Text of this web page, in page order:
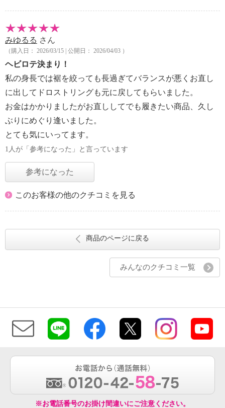
みゆるる さん
（購入日： 2026/03/15 | 公開日： 2026/04/03 ）
ヘビロテ決まり！
私の身長では裾を絞っても長過ぎてバランスが悪くお直し
に出してドロストリングも元に戻してもらいました。
お金はかかりましたがお直ししてでも履きたい商品、久し
ぶりにめぐり逢いました。
とても気にいってます。
1人が「参考になった」と言っています
参考になった
このお客様の他のクチコミを見る
商品のページに戻る
みんなのクチコミ一覧
※お電話番号のお掛け間違いにご注意ください。